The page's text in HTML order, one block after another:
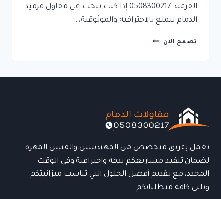
القرميد 0508300217 إذا كنت تبحث عن مقاول قرميد
الدمام يتمتع بالاحترافية والموثوقية،…
تصفح الآن مقاول
أسقف
القرميد
نعمل بفريق متخصص من المهندسين والفنيين المهرة
لضمان تنفيذ مشاريعكم بدقة واحترافية وفي الوقت
المحدد، مع تقديم أفضل الحلول التي تناسب ميزانيتكم
وتلبي كافة متطلباتكم.